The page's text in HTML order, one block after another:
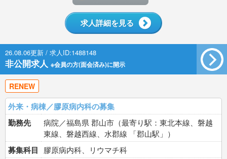
求人詳細を見る
26.08.06更新 / 求人ID:1488148
非公開求人 ※会員の方(面会済み)に開示
RENEW
外来・病棟／膠原病内科の募集
勤務先
病院／福島県 郡山市（最寄り駅：東北本線、磐越
東線、磐越西線、水郡線 「郡山駅」）
募集科目 膠原病内科、リウマチ科